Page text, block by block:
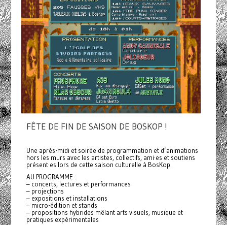
FÊTE DE FIN DE SAISON DE BOSKOP !
Une après-midi et soirée de programmation et d’animations
hors les murs avec les artistes, collectifs, ami·es et soutiens
présent·es lors de cette saison culturelle à BosKop.
AU PROGRAMME :
– concerts, lectures et performances
– projections
– expositions et installations
– micro-édition et stands
– propositions hybrides mêlant arts visuels, musique et
pratiques expérimentales